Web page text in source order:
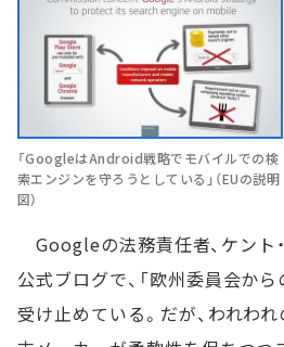
「GoogleはAndroid戦略でモバイルでの検
索エンジンを守ろうとしている」（EUの説明
図）
Googleの法務責任者、ケント
公式ブログで、「欧州委員会か
受け止めている。だが、われわ